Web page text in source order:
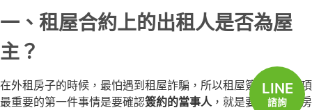
LINE
諮詢
一、租屋合約上的出租人是否為屋
主？
在外租房子的時候，最怕遇到租屋詐騙，所以租屋簽約注意事項
最重要的第一件事情是要確認簽約的當事人，就是要確認租你房